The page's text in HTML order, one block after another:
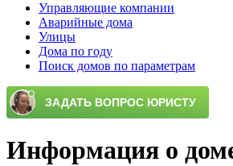
Главное меню
Управляющие компании
Аварийные дома
Улицы
Дома по году
Поиск домов по параметрам
Информация о